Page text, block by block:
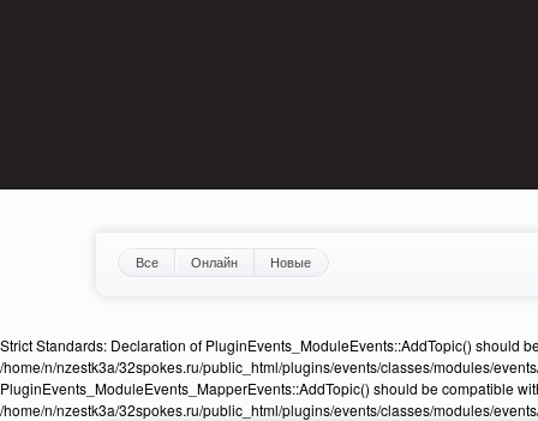
Все Онлайн Новые
Strict Standards: Declaration of PluginEvents_ModuleEvents::AddTopic() should
/home/n/nzestk3a/32spokes.ru/public_html/plugins/events/classes/modules/
PluginEvents_ModuleEvents_MapperEvents::AddTopic() should be compatible
/home/n/nzestk3a/32spokes.ru/public_html/plugins/events/classes/modules/